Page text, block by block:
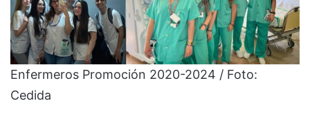
Enfermeros Promoción 2020-2024 / Foto:
Cedida